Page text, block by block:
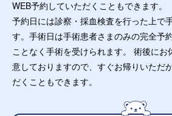
WEB予約していただくこともできます。
予約日には診察・採血検査を行った上で
す。手術日は手術患者さまのみの完全予
ことなく手術を受けられます。 術後にお
意しておりますので、すぐお帰りいただ
だくこともできます。